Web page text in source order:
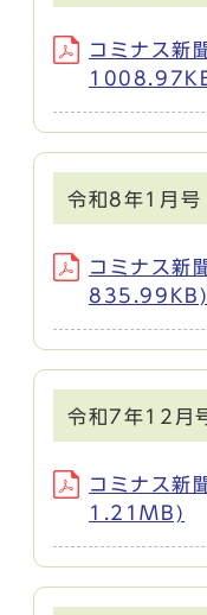
コミナス新
令和8年1月号
コミナス新
835.99KB)
令和7年12月
コミナス新
1.21MB)